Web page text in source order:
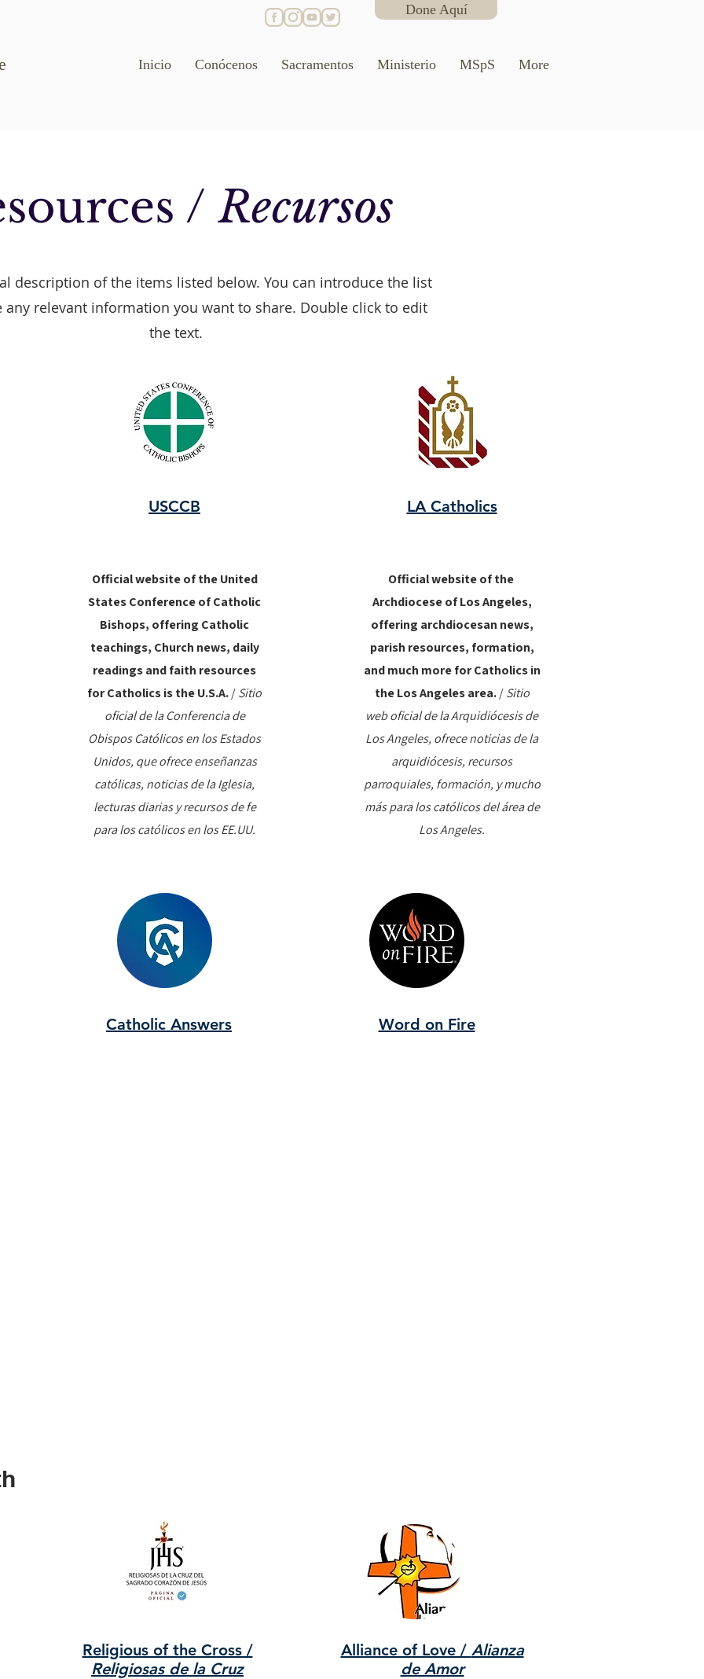
Done Aquí
Inicio Conócenos Sacramentos Ministerio MSpS More
/Recursos
description of the items listed below. You can introduce the list
any relevant information you want to share. Double click to edit
the text.
USCCB
Official website of the United
States Conference of Catholic
Bishops, offering Catholic
teachings, Church news, daily
readings and faith resources
for Catholics is the U.S.A./Sitio
oficial de la Conferencia de
Obispos Católicos en los Estados
Unidos, que ofrece enseñanzas
católicas, noticias de la Iglesia,
lecturas diarias y recursos de fe
para los católicos en los EE.UU.
Catholic Answers
LA Catholics
Official website of the
Archdiocese of Los Angeles,
offering archdiocesan news,
parish resources, formation,
and much more for Catholics in
the Los Angeles area./Sitio
web oficial de la Arquidiócesis de
Los Angeles, ofrece noticias de la
arquidiócesis, recursos
parroquiales, formación, y mucho
más para los católicos del área de
Los Angeles.
Word on Fire
Religious of the Cross /
Religiosas de la Cruz
Alliance of Love / Alianza
de Amor